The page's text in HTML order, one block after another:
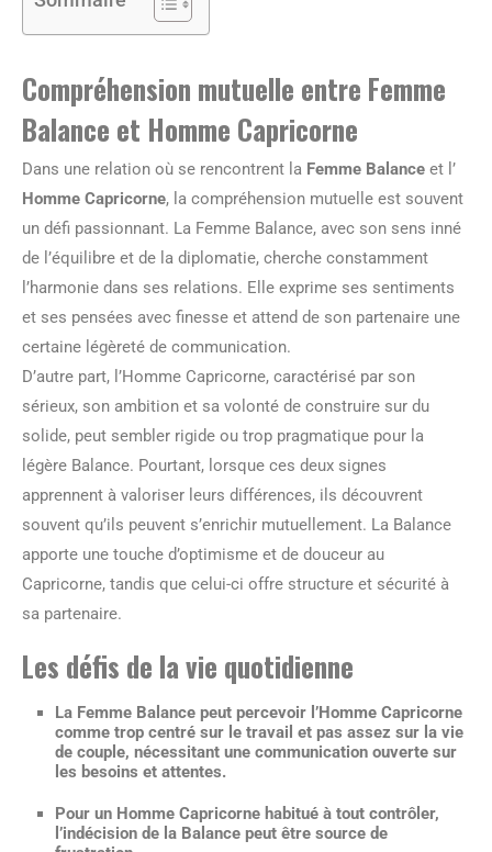
Compréhension mutuelle entre Femme
Balance et Homme Capricorne
Dans une relation où se rencontrent la Femme Balance et l’
Homme Capricorne, la compréhension mutuelle est souvent
un défi passionnant. La Femme Balance, avec son sens inné
de l’équilibre et de la diplomatie, cherche constamment
l’harmonie dans ses relations. Elle exprime ses sentiments
et ses pensées avec finesse et attend de son partenaire une
certaine légèreté de communication.
D’autre part, l’Homme Capricorne, caractérisé par son
sérieux, son ambition et sa volonté de construire sur du
solide, peut sembler rigide ou trop pragmatique pour la
légère Balance. Pourtant, lorsque ces deux signes
apprennent à valoriser leurs différences, ils découvrent
souvent qu’ils peuvent s’enrichir mutuellement. La Balance
apporte une touche d’optimisme et de douceur au
Capricorne, tandis que celui-ci offre structure et sécurité à
sa partenaire.
Les défis de la vie quotidienne
La Femme Balance peut percevoir l’Homme Capricorne
comme trop centré sur le travail et pas assez sur la vie
de couple, nécessitant une communication ouverte sur
les besoins et attentes.
Pour un Homme Capricorne habitué à tout contrôler,
l’indécision de la Balance peut être source de